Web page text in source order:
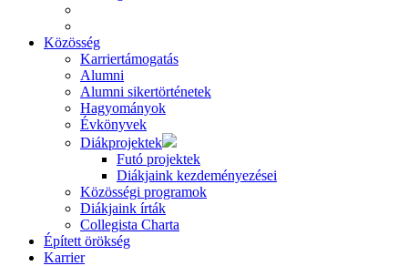
Közösség
Karriertámogatás
Alumni
Alumni sikertörténetek
Hagyományok
Évkönyvek
Diákprojektek
Futó projektek
Diákjaink kezdeményezései
Közösségi programok
Diákjaink írták
Collegista Charta
Épített örökség
Karrier